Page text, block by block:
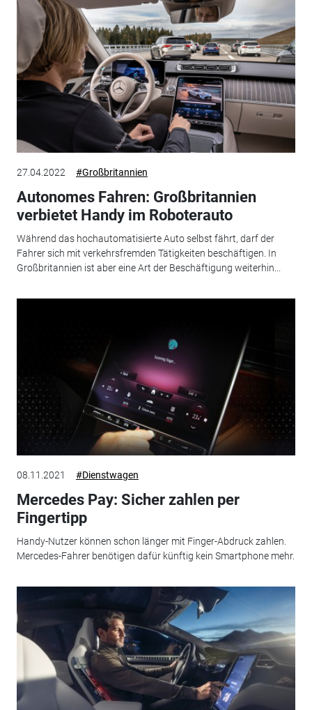
27.04.2022 #Großbritannien
Autonomes Fahren: Großbritannien
verbietet Handy im Roboterauto
Während das hochautomatisierte Auto selbst fährt, darf der
Fahrer sich mit verkehrsfremden Tätigkeiten beschäftigen. In
Großbritannien ist aber eine Art der Beschäftigung weiterhin...
08.11.2021 #Dienstwagen
Mercedes Pay: Sicher zahlen per
Fingertipp
Handy-Nutzer können schon länger mit Finger-Abdruck zahlen.
Mercedes-Fahrer benötigen dafür künftig kein Smartphone mehr.